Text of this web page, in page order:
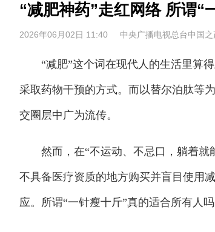
“减肥神药”走红网络 所谓“
2026年06月02日 11:40 中央广播电视总台中国之
“减肥”这个词在现代人的生活里算得
采取药物干预的方式。而以替尔泊肽等
交圈层中广为流传。
然而，在“不运动、不忌口，躺着就
不具备医疗资质的地方购买并盲目使用
应。所谓“一针瘦十斤”真的适合所有人